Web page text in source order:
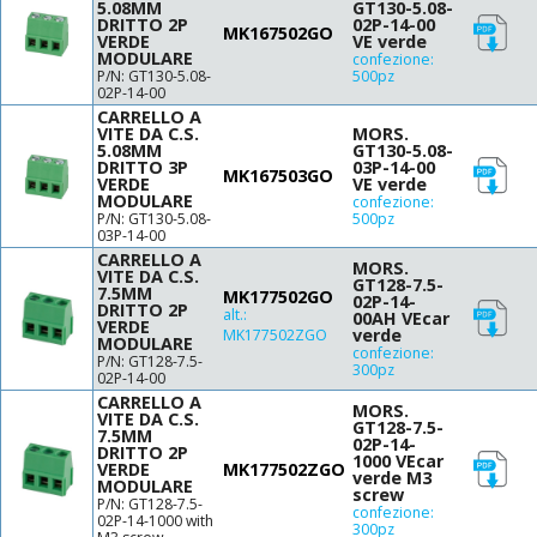
14-24
14-26
14-30
15-30
16-28
16-30
18-20
18-22
18-24
18-26
18-30
5.08MM
DRITTO 2P
VERDE
MODULARE
P/N: GT130-5.08-
02P-14-00
MK167502GO
GT130-5.08-
02P-14-00
VE verde
confezione:
500pz
CARRELLO A
VITE DA C.S.
5.08MM
DRITTO 3P
VERDE
MODULARE
P/N: GT130-5.08-
03P-14-00
MK167503GO
MORS.
GT130-5.08-
03P-14-00
VE verde
confezione:
500pz
CARRELLO A
VITE DA C.S.
7.5MM
DRITTO 2P
VERDE
MODULARE
P/N: GT128-7.5-
02P-14-00
MK177502GO
alt.:
MK177502ZGO
MORS.
GT128-7.5-
02P-14-
00AH VEcar
verde
confezione:
300pz
CARRELLO A
VITE DA C.S.
7.5MM
DRITTO 2P
VERDE
MODULARE
P/N: GT128-7.5-
02P-14-1000 with
MK177502ZGO
MORS.
GT128-7.5-
02P-14-
1000 VEcar
verde M3
screw
confezione:
300pz